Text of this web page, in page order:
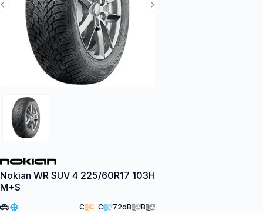
Next Slide
Previous Slide
Nokian WR SUV 4 225/60R17 103H
M+S
C C 72dB B